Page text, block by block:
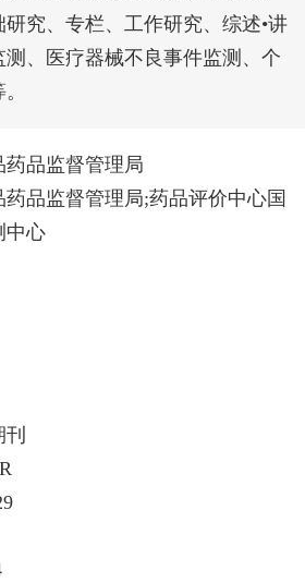
究、专栏、工作研究、综述•讲
、医疗器械不良事件监测、个
品监督管理局
品监督管理局;药品评价中心国
中心